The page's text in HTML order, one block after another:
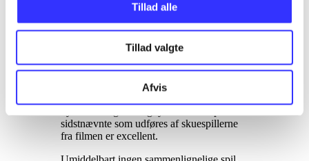
Tillad alle
Tillad valgte
Afvis
fuldføre en del af banerne. Det er dog Toy
box mode som er spillets største kvalitet.
western miljø, hvor man frit kan
bygge/dekorere bygninger og tale med
indbyggerne. Undervejs kan man optjene
guld ved at løse opgaver og guldet kan
sidstnævnte som udføres af skuespillerne
fra filmen er excellent.